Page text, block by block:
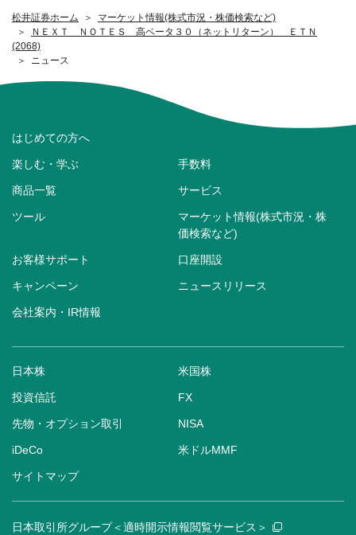
松井証券ホーム
マーケット情報(株式市況・株価検索など)
ＮＥＸＴ ＮＯＴＥＳ 高ベータ３０（ネットリターン） ＥＴＮ
(2068)
ニュース
はじめての方へ
楽しむ・学ぶ 手数料
商品一覧 サービス
ツール
マーケット情報(株式市況・株
価検索など)
お客様サポート 口座開設
キャンペーン ニュースリリース
会社案内・IR情報
日本株 米国株
投資信託 FX
先物・オプション取引 NISA
iDeCo 米ドルMMF
サイトマップ
日本取引所グループ＜適時開示情報閲覧サービス＞